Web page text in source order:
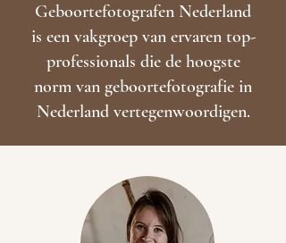
Geboortefotografen Nederland
is een vakgroep van ervaren top­
professionals die de hoogste
norm van geboortefotografie in
Nederland vertegenwoordigen.